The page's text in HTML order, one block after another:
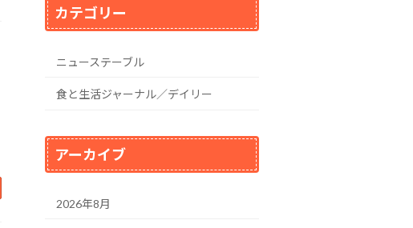
カテゴリー
ニューステーブル
食と生活ジャーナル／デイリー
アーカイブ
2026年8月